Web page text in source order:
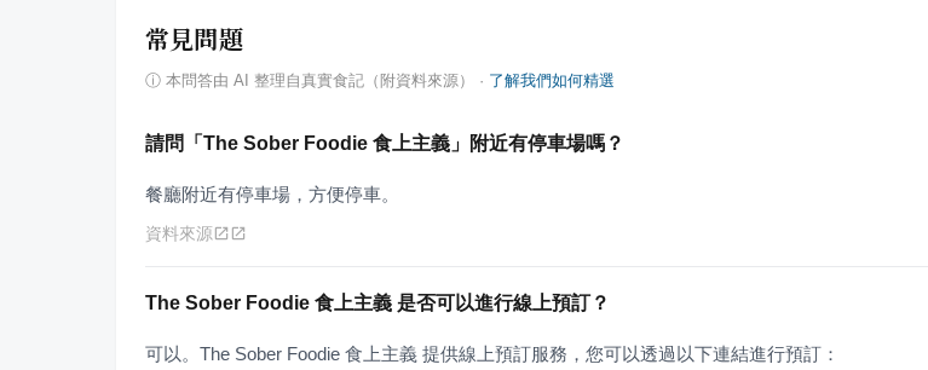
常見問題
ⓘ 本問答由 AI 整理自真實食記（附資料來源） · 了解我們如何精選
請問「The Sober Foodie 食上主義」附近有停車場嗎？
餐廳附近有停車場，方便停車。
資料來源
The Sober Foodie 食上主義 是否可以進行線上預訂？
可以。The Sober Foodie 食上主義 提供線上預訂服務，您可以透過以下連結進行預訂：